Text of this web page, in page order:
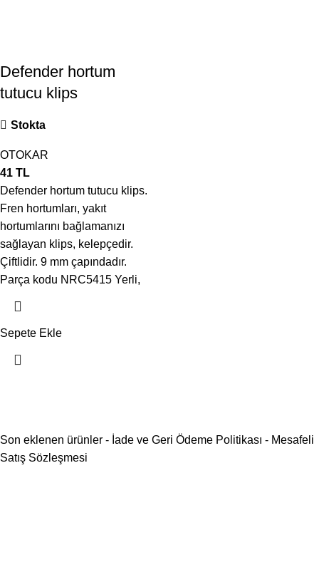
Defender hortum
tutucu klips
Stokta
OTOKAR
41 TL
Defender hortum tutucu klips.
Fren hortumları, yakıt
hortumlarını bağlamanızı
sağlayan klips, kelepçedir.
Çiftlidir. 9 mm çapındadır.
Parça kodu NRC5415 Yerli,
Sepete Ekle
Son eklenen ürünler - İade ve Geri Ödeme Politikası - Mesafeli
Satış Sözleşmesi